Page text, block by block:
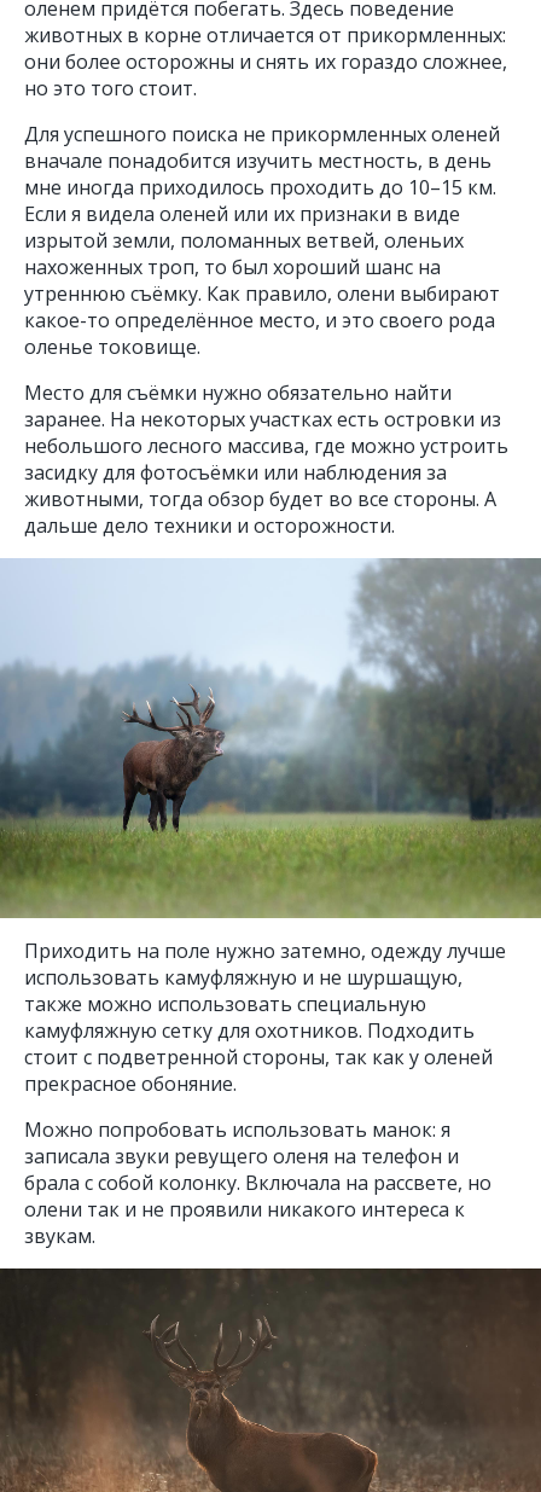
оленем придётся побегать. Здесь поведение
животных в корне отличается от прикормленных:
они более осторожны и снять их гораздо сложнее,
но это того стоит.
Для успешного поиска не прикормленных оленей
вначале понадобится изучить местность, в день
мне иногда приходилось проходить до 10–15 км.
Если я видела оленей или их признаки в виде
изрытой земли, поломанных ветвей, оленьих
нахоженных троп, то был хороший шанс на
утреннюю съёмку. Как правило, олени выбирают
какое-то определённое место, и это своего рода
оленье токовище.
Место для съёмки нужно обязательно найти
заранее. На некоторых участках есть островки из
небольшого лесного массива, где можно устроить
засидку для фотосъёмки или наблюдения за
животными, тогда обзор будет во все стороны. А
дальше дело техники и осторожности.
Приходить на поле нужно затемно, одежду лучше
использовать камуфляжную и не шуршащую,
также можно использовать специальную
камуфляжную сетку для охотников. Подходить
стоит с подветренной стороны, так как у оленей
прекрасное обоняние.
Можно попробовать использовать манок: я
записала звуки ревущего оленя на телефон и
брала с собой колонку. Включала на рассвете, но
олени так и не проявили никакого интереса к
звукам.